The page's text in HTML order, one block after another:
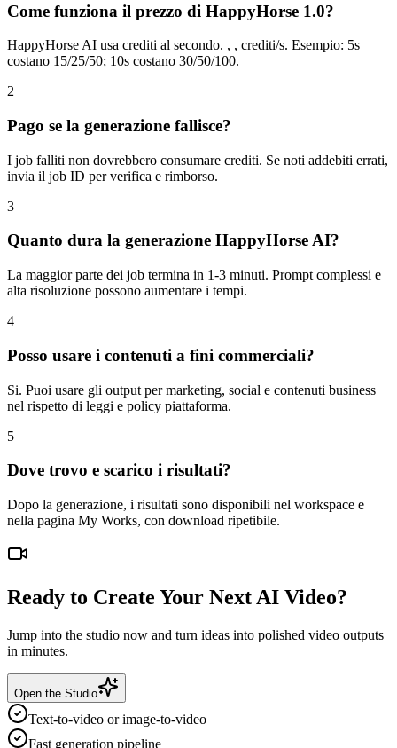
Come funziona il prezzo di HappyHorse 1.0?
HappyHorse AI usa crediti al secondo. , , crediti/s. Esempio: 5s
costano 15/25/50; 10s costano 30/50/100.
2
Pago se la generazione fallisce?
I job falliti non dovrebbero consumare crediti. Se noti addebiti errati,
invia il job ID per verifica e rimborso.
3
Quanto dura la generazione HappyHorse AI?
La maggior parte dei job termina in 1-3 minuti. Prompt complessi e
alta risoluzione possono aumentare i tempi.
4
Posso usare i contenuti a fini commerciali?
Si. Puoi usare gli output per marketing, social e contenuti business
nel rispetto di leggi e policy piattaforma.
5
Dove trovo e scarico i risultati?
Dopo la generazione, i risultati sono disponibili nel workspace e
nella pagina My Works, con download ripetibile.
Ready to Create Your Next AI Video?
Jump into the studio now and turn ideas into polished video outputs
in minutes.
Open the Studio
Text-to-video or image-to-video
Fast generation pipeline